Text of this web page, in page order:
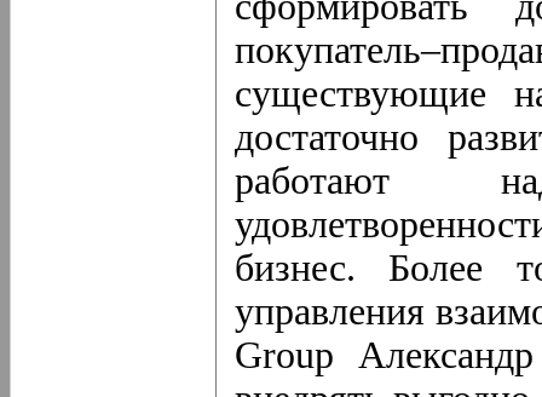
существующие
достаточно
работают
бизнес. Более
управления
Group